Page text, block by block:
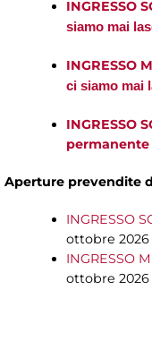
INGRESSO
siamo mai
INGRESSO
ci siamo mai
INGRESSO
permanente
Aperture prevendite
INGRESSO
ottobre 2026
INGRESSO
ottobre 2026